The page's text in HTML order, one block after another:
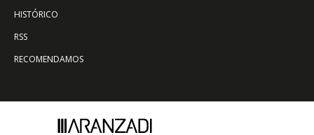
HISTÓRICO
RSS
RECOMENDAMOS